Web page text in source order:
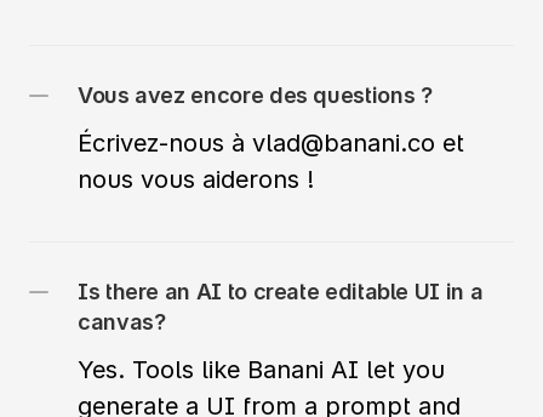
Vous avez encore des questions ?
Écrivez-nous à vlad@banani.co et
nous vous aiderons !
Is there an AI to create editable UI in a
canvas?
Yes. Tools like Banani AI let you
generate a UI from a prompt and